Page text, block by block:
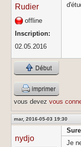
Rudier
offline
Inscription:
02.05.2016
Début
imprimer
vous devez vous
mar, 2016-05-03 19:30
nydjo
Je